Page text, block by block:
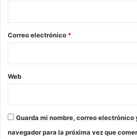
*
Correo electrónico *
Web
Guarda mi nombre, correo electrónico
navegador para la próxima vez que